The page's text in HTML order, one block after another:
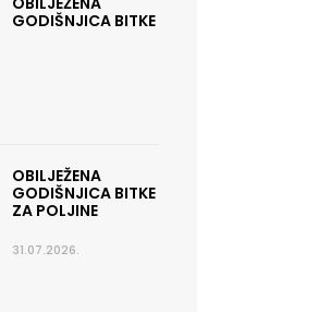
GODIŠNJICA BITKE
OBILJEŽENA
GODIŠNJICA BITKE
ZA POLJINE
31.07.2026.